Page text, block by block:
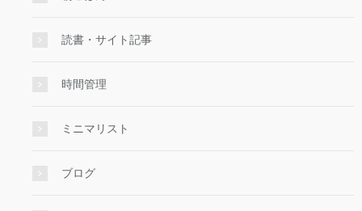
読書・サイト記事
時間管理
ミニマリスト
ブログ